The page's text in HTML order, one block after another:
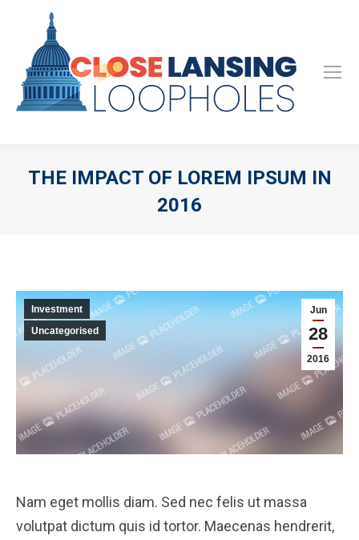
THE IMPACT OF LOREM IPSUM IN
2016
Jun
28
2016
Investment
Uncategorised
Nam eget mollis diam. Sed nec felis ut massa
volutpat dictum quis id tortor. Maecenas hendrerit,